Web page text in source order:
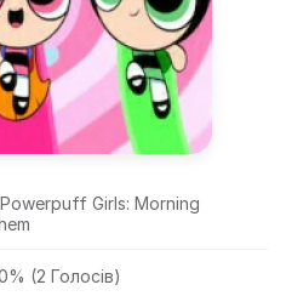
Girls: Morning
(2 Голосів)